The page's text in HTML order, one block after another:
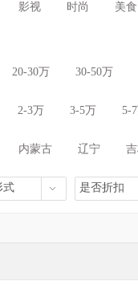
影视 时尚 美食
20-30万 30-50万
2-3万 3-5万 5-
内蒙古 辽宁
海南 重庆 四川
式 是否折扣